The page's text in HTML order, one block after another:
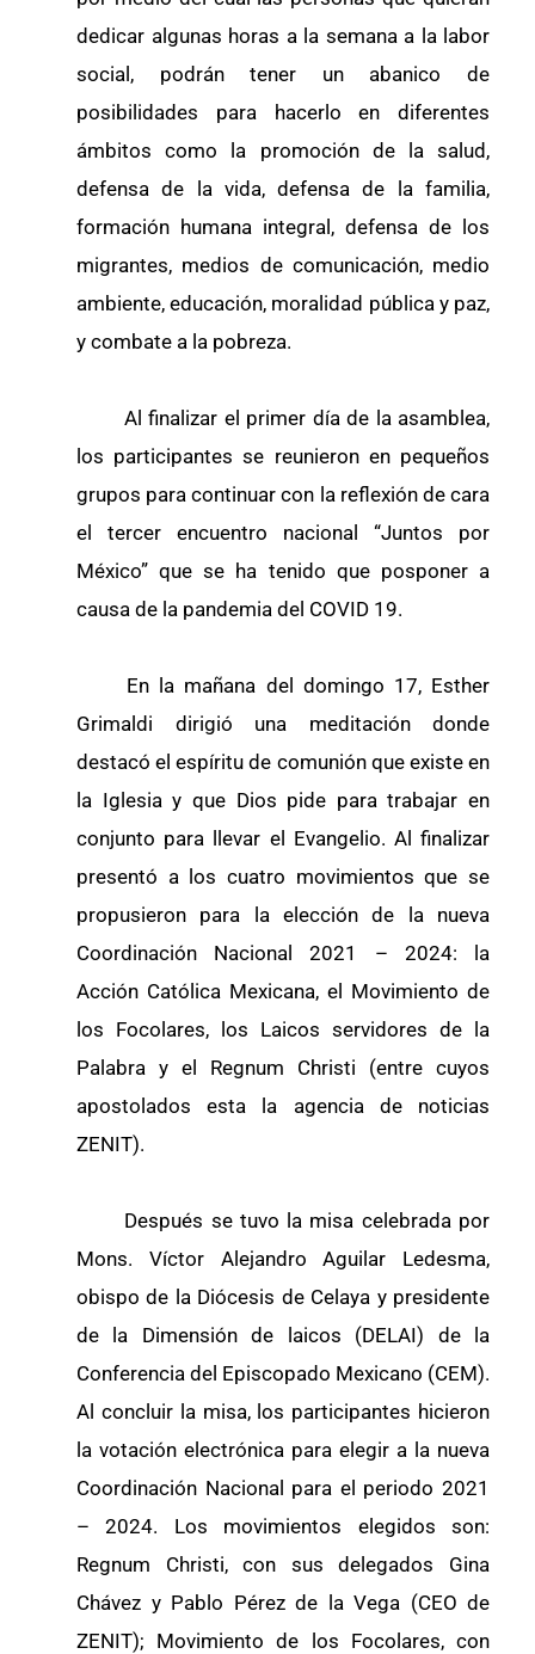
dedicar algunas horas a la semana a la labor
social, podrán tener un abanico de
posibilidades para hacerlo en diferentes
ámbitos como la promoción de la salud,
defensa de la vida, defensa de la familia,
formación humana integral, defensa de los
migrantes, medios de comunicación, medio
ambiente, educación, moralidad pública y paz,
y combate a la pobreza.
Al finalizar el primer día de la asamblea,
los participantes se reunieron en pequeños
grupos para continuar con la reflexión de cara
el tercer encuentro nacional “Juntos por
México” que se ha tenido que posponer a
causa de la pandemia del COVID 19.
En la mañana del domingo 17, Esther
Grimaldi dirigió una meditación donde
destacó el espíritu de comunión que existe en
la Iglesia y que Dios pide para trabajar en
conjunto para llevar el Evangelio. Al finalizar
presentó a los cuatro movimientos que se
propusieron para la elección de la nueva
Coordinación Nacional 2021 – 2024: la
Acción Católica Mexicana, el Movimiento de
los Focolares, los Laicos servidores de la
Palabra y el Regnum Christi (entre cuyos
apostolados esta la agencia de noticias
ZENIT).
Después se tuvo la misa celebrada por
Mons. Víctor Alejandro Aguilar Ledesma,
obispo de la Diócesis de Celaya y presidente
de la Dimensión de laicos (DELAI) de la
Conferencia del Episcopado Mexicano (CEM).
Al concluir la misa, los participantes hicieron
la votación electrónica para elegir a la nueva
Coordinación Nacional para el periodo 2021
– 2024. Los movimientos elegidos son:
Regnum Christi, con sus delegados Gina
Chávez y Pablo Pérez de la Vega (CEO de
ZENIT); Movimiento de los Focolares, con